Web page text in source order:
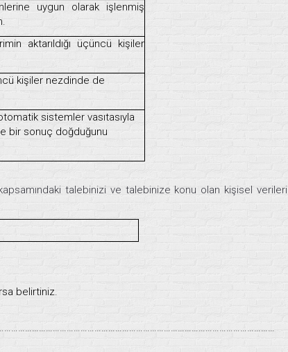
uygun olarak işlenmiş
aktarıldığı üçüncü kişiler
kişiler nezdinde de
sistemler vasıtasıyla
bir sonuç doğduğunu
talebinizi ve talebinize konu olan kişisel verileri
belirtiniz.